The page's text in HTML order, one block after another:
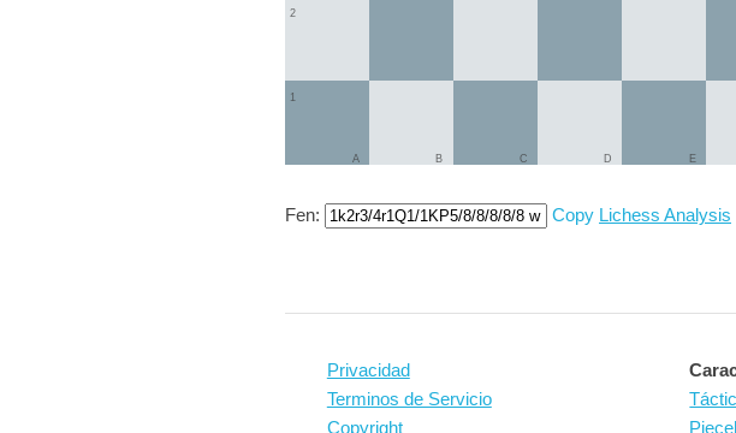
1
2
A B C D E
Fen: Copy Lichess Analysis
Privacidad
Terminos de Servicio
Copyright